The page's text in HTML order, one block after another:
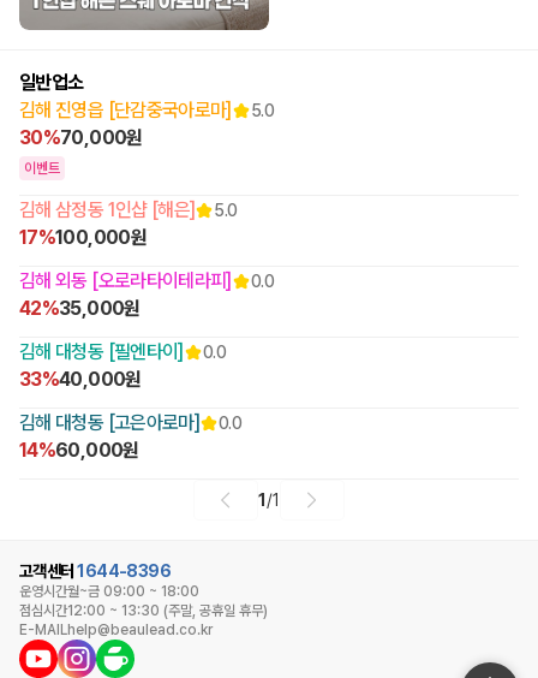
일반업소
김해 진영읍 [단감중국아로마]
5.0
30%70,000원
이벤트
김해 삼정동 1인샵 [해은] 5.0
17%100,000원
김해 외동 [오로라타이테라피]
0.0
42%35,000원
김해 대청동 [필엔타이]
0.0
33%40,000원
김해 대청동 [고은아로마]
0.0
14%60,000원
1 /1
고객센터 1644-8396
운영시간월~금 09:00 ~ 18:00
점심시간12:00 ~ 13:30 (주말, 공휴일 휴무)
E-MAILhelp@beaulead.co.kr